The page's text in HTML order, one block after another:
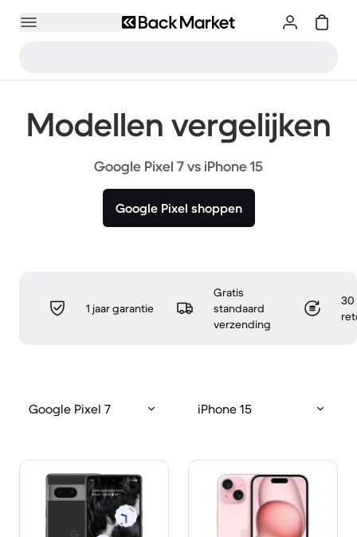
Modellen vergelijken
Google Pixel 7 vs iPhone 15
Google Pixel shoppen
1 jaar garantie
Gratis
standaard
verzending
30
Google Pixel 7 iPhone 15